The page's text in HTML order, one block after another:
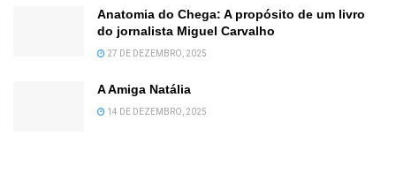
Anatomia do Chega: A propósito de um livro
do jornalista Miguel Carvalho
27 DE DEZEMBRO, 2025
A Amiga Natália
14 DE DEZEMBRO, 2025